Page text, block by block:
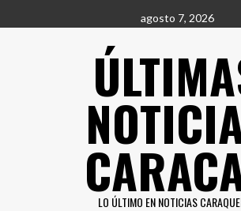
al
agosto 7, 2026
LO ÚLTIMO EN NOTICIAS